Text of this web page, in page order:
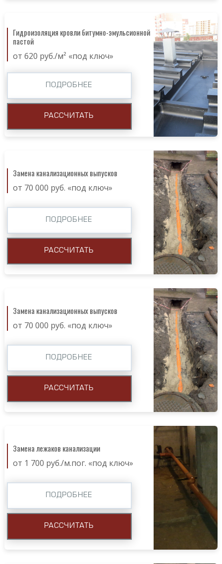
Гидроизоляция кровли битумно-эмульсионной
пастой
от 620 руб./м² «под ключ»
ПОДРОБНЕЕ
РАССЧИТАТЬ
Замена канализационных выпусков
от 70 000 руб. «под ключ»
ПОДРОБНЕЕ
РАССЧИТАТЬ
Замена канализационных выпусков
от 70 000 руб. «под ключ»
ПОДРОБНЕЕ
РАССЧИТАТЬ
Замена лежаков канализации
от 1 700 руб./м.пог. «под ключ»
ПОДРОБНЕЕ
РАССЧИТАТЬ